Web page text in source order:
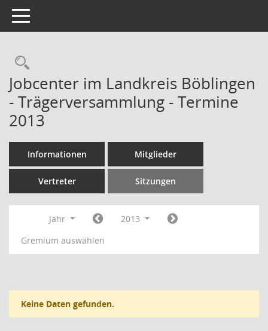
Toggle navigation
Rechercheauswahl
Jobcenter im Landkreis Böblingen
- Trägerversammlung - Termine
2013
Informationen Mitglieder
Vertreter Sitzungen
Jahr
2013
Gremium auswählen
Keine Daten gefunden.